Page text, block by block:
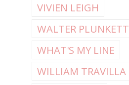
VIVIEN LEIGH
WALTER PLUNKETT
WHAT'S MY LINE
WILLIAM TRAVILLA